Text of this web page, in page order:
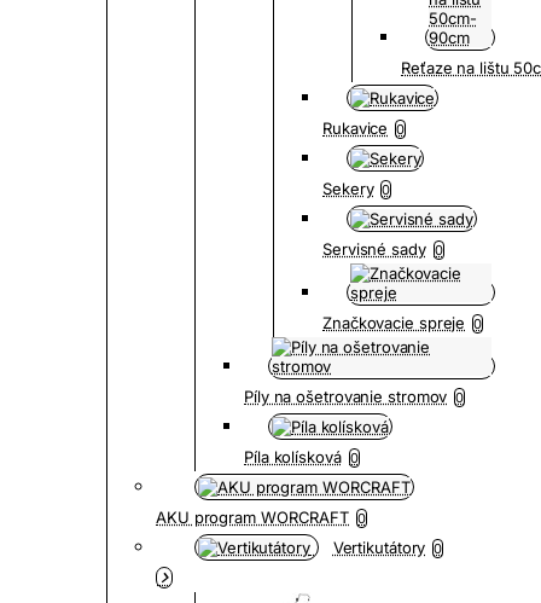
Reťaze na lištu
Rukavice 0
Sekery 0
Servisné sady 0
Značkovacie spreje 0
Píly na ošetrovanie stromov 0
Píla kolísková 0
AKU program WORCRAFT 0
Vertikutátory 0